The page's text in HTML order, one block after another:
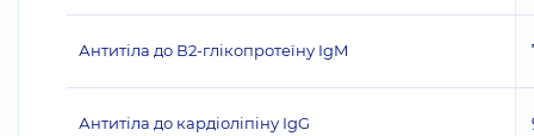
Антитіла до В2-глікопротеїну IgM
Антитіла до кардіоліпіну IgG